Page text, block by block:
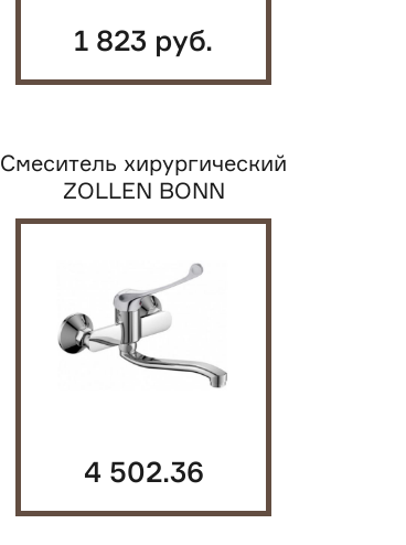
1 823 руб.
Смеситель хирургический
ZOLLEN BONN
BO11610341 настенный...
4 502.36